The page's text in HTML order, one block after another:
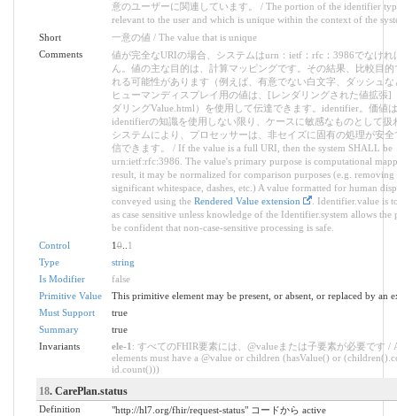
意のユーザーに関連しています。 / The portion of the identifier
relevant to the user and which is unique within the context of the
Short
一意の値 / The value that is unique
Comments
値が完全なURIの場合、システムはurn：ietf：rfc：3986でなけれ
ん。値の主な目的は、計算マッピングです。その結果、比較目的
れる可能性があります（例えば、有意でない白文字、ダッシュな
ヒューマンディスプレイ用の値は、[レンダリングされた値拡張]
ダリングValue.html）を使用して伝達できます。identifier。価値
identifierの知識を使用しない限り、ケースに敏感なものとして扱
システムにより、プロセッサーは、非セイズに固有の処理が安全
信できます。 / If the value is a full URI, then the system SHALL be
urn:ietf:rfc:3986. The value's primary purpose is computational
result, it may be normalized for comparison purposes (e.g. removing
significant whitespace, dashes, etc.) A value formatted for human
conveyed using the Rendered Value extension
. Identifier.value is
as case sensitive unless knowledge of the Identifier.system allows the
be confident that non-case-sensitive processing is safe.
Control
10.. 1
Type
string
Is Modifier
false
Primitive Value
This primitive element may be present, or absent, or replaced by an
Must Support
true
Summary
true
Invariants
ele-1 : すべてのFHIR要素には、@valueまたは子要素が必要です /
elements must have a @value or children (hasValue() or
id.count()))
18. CarePlan.status
Definition "http://hl7.org/fhir/request-status" コードから active